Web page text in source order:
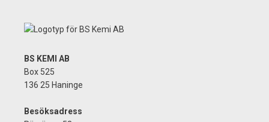
BS KEMI AB
Box 525
136 25 Haninge
Besöksadress